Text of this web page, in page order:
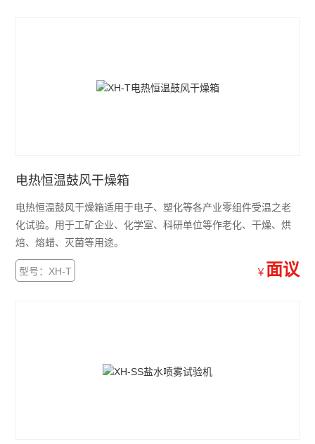
电热恒温鼓风干燥箱
电热恒温鼓风干燥箱适用于电子、塑化等各产业零组件受温之老
化试验。用于工矿企业、化学室、科研单位等作老化、干燥、烘
焙、熔蜡、灭菌等用途。
型号：XH-T ￥ 面议